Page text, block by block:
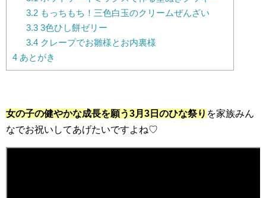
3.2もっちもち！三色白玉のクリームぜんざい
3.33色ひし餅ゼリー
3.4クレープでお雛様とお内裏様
4 あとがき
女の子の健やかな成長を願う3月3日のひな祭り を家族みん
なでお祝いしてあげたいですよね♡